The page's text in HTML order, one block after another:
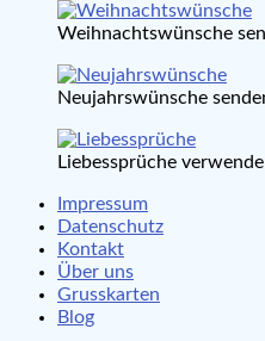
Weihnachtswünsche
Neujahrswünsche
Liebessprüche
Impressum
Datenschutz
Kontakt
Über uns
Grusskarten
Blog